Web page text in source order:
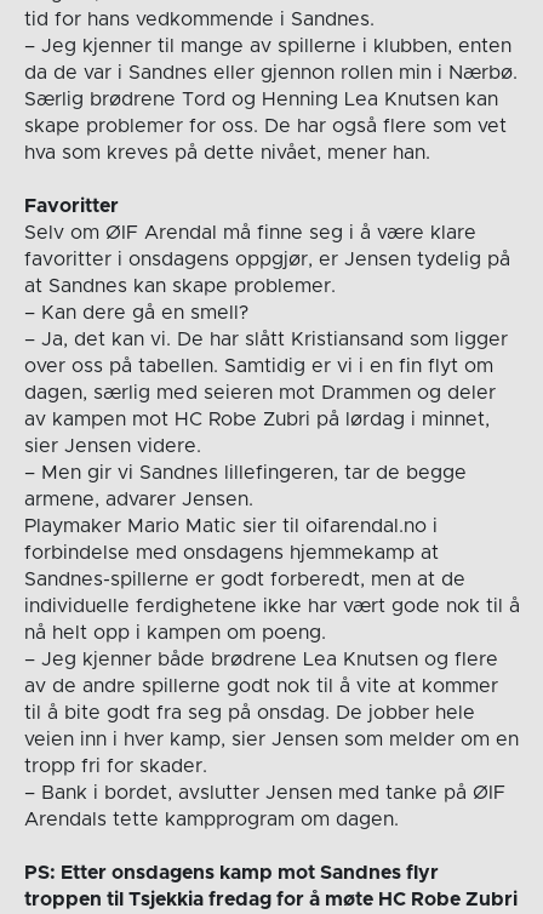
tid for hans vedkommende i Sandnes.
– Jeg kjenner til mange av spillerne i klubben, enten
da de var i Sandnes eller gjennon rollen min i Nærbø.
Særlig brødrene Tord og Henning Lea Knutsen kan
skape problemer for oss. De har også flere som vet
hva som kreves på dette nivået, mener han.
Favoritter
Selv om ØIF Arendal må finne seg i å være klare
favoritter i onsdagens oppgjør, er Jensen tydelig på
at Sandnes kan skape problemer.
– Kan dere gå en smell?
– Ja, det kan vi. De har slått Kristiansand som ligger
over oss på tabellen. Samtidig er vi i en fin flyt om
dagen, særlig med seieren mot Drammen og deler
av kampen mot HC Robe Zubri på lørdag i minnet,
sier Jensen videre.
– Men gir vi Sandnes lillefingeren, tar de begge
armene, advarer Jensen.
Playmaker Mario Matic sier til oifarendal.no i
forbindelse med onsdagens hjemmekamp at
Sandnes-spillerne er godt forberedt, men at de
individuelle ferdighetene ikke har vært gode nok til å
nå helt opp i kampen om poeng.
– Jeg kjenner både brødrene Lea Knutsen og flere
av de andre spillerne godt nok til å vite at kommer
til å bite godt fra seg på onsdag. De jobber hele
veien inn i hver kamp, sier Jensen som melder om en
tropp fri for skader.
– Bank i bordet, avslutter Jensen med tanke på ØIF
Arendals tette kampprogram om dagen.
PS: Etter onsdagens kamp mot Sandnes flyr
troppen til Tsjekkia fredag for å møte HC Robe Zubri